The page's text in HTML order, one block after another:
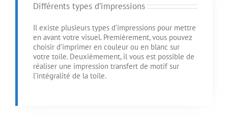
Différents types d’impressions
Il existe plusieurs types d’impressions pour mettre
en avant votre visuel. Premièrement, vous pouvez
choisir d’imprimer en couleur ou en blanc sur
votre toile. Deuxièmement, il vous est possible de
réaliser une impression transfert de motif sur
l’intégralité de la toile.